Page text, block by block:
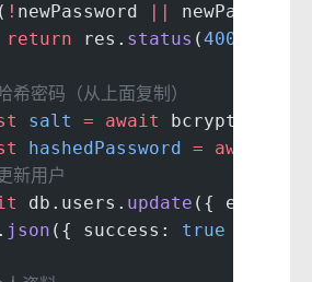
! newPassword
newPassword.
return
res. status (400
密码（从上面复制）
salt = await bcrypt.
hashedPassword = await
新用户
db.users. update ({ email },
json ({ success: true